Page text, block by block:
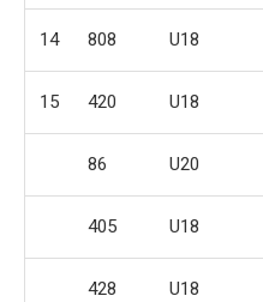
14 808 U18
15 420 U18
86 U20
405 U18
428 U18